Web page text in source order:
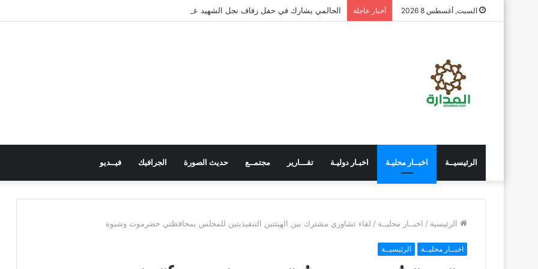
السبت, أغسطس 8 2026 أخبار عاجلة الحالمي يشارك في حفل زفاف نجل الشهيد علي قاسم شريبة ويؤكد الوفاء لتضحيات الشهداء
الرئيسيــة اخبــار محليـة اخبـار دوليـة تقـــارير مجتمــع حديث الصورة الجرافيك فيــديو
الرئيسية / اخبــار محليــة / لقاء تشاوري مشترك بين الهيئتين التنفيذيتين للمجلس بمحافظتي حضرموت وشبوة
اخبــار محليــة الرئيسيــة